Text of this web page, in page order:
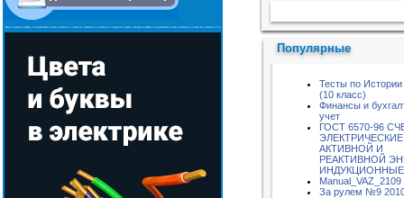
Популярные
Тесты по
(10 класс)
Финансы и
учет
ГОСТ 6570-96
ЭЛЕКТРИЧЕСКИЕ
АКТИВНОЙ И
РЕАКТИВНОЙ
ИНДУКЦИОННЫЕ
Manual_VAZ_2109
За рулем №9